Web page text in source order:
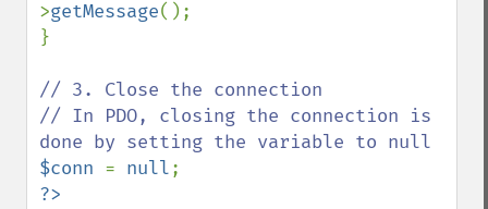
>getMessage();
}
// 3. Close the connection
// In PDO, closing the connection is
$conn = null
?>